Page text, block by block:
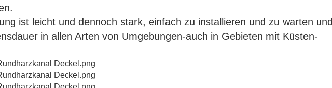
ist leicht und dennoch stark, einfach zu installieren und zu warten und
in allen Arten von Umgebungen-auch in Gebieten mit Küsten-